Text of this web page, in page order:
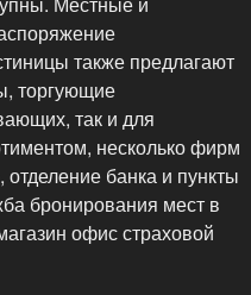
также предлагают
торгующие
так и для
несколько фирм
банка и пункты
бронирования мест в
офис страховой